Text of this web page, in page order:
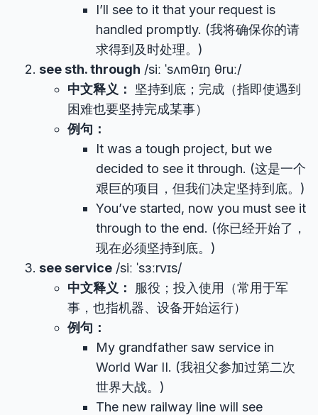
I’ll see to it that your request is
handled promptly. (我将确保你的请
求得到及时处理。)
see sth. through /siː ˈsʌmθɪŋ θruː/
中文释义：
坚持到底；完成（指即使遇到
困难也要坚持完成某事）
例句：
It was a tough project, but we
decided to see it through. (这是一个
艰巨的项目，但我们决定坚持到底。)
You’ve started, now you must see it
through to the end. (你已经开始了，
现在必须坚持到底。)
see service /siː ˈsɜːrvɪs/
中文释义：
服役；投入使用（常用于军
事，也指机器、设备开始运行）
例句：
My grandfather saw service in
World War II. (我祖父参加过第二次
世界大战。)
The new railway line will see